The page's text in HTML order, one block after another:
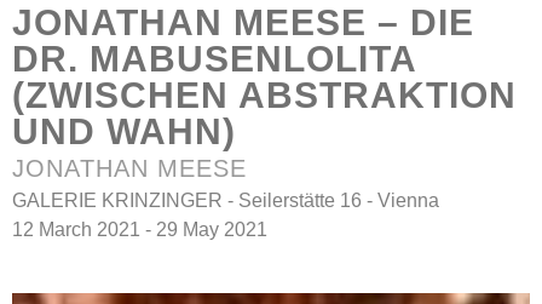
JONATHAN MEESE – DIE
DR. MABUSENLOLITA
(ZWISCHEN ABSTRAKTION
UND WAHN)
JONATHAN MEESE
GALERIE KRINZINGER - Seilerstätte 16 - Vienna
12 March 2021 - 29 May 2021